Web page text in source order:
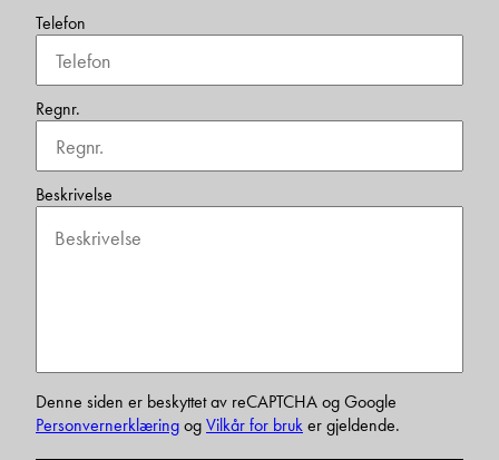
Telefon
Regnr.
Beskrivelse
Denne siden er beskyttet av reCAPTCHA og Google
PersonvernerklæringogVilkår for bruker gjeldende.